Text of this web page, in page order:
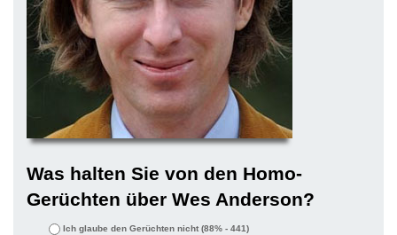
Was halten Sie von den Homo-
Gerüchten über Wes Anderson?
Ich glaube den Gerüchten nicht(88% - 441)